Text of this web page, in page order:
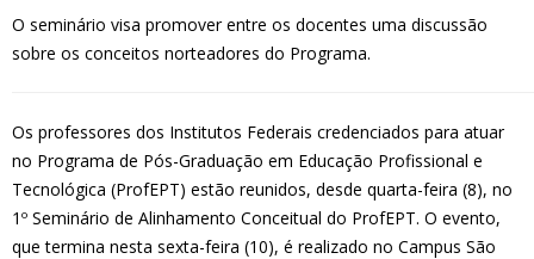
O seminário visa promover entre os docentes uma discussão
sobre os conceitos norteadores do Programa.
Os professores dos Institutos Federais credenciados para atuar
no Programa de Pós-Graduação em Educação Profissional e
Tecnológica (ProfEPT) estão reunidos, desde quarta-feira (8), no
1º Seminário de Alinhamento Conceitual do ProfEPT. O evento,
que termina nesta sexta-feira (10), é realizado no Campus São